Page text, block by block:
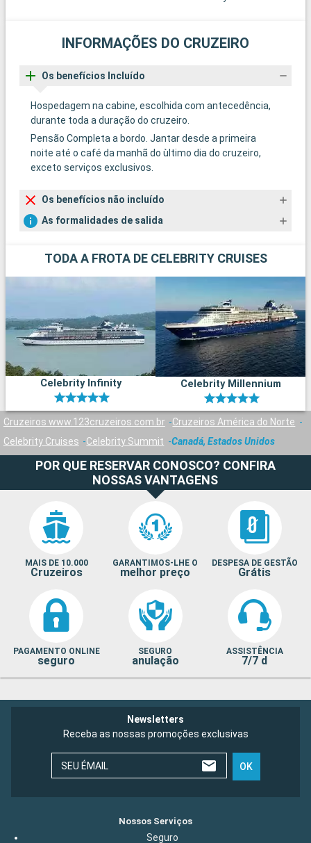
INFORMAÇÕES DO CRUZEIRO
Os benefícios Incluído
Hospedagem na cabine, escolhida com antecedência,
durante toda a duração do cruzeiro.
Pensão Completa a bordo. Jantar desde a primeira
noite até o café da manhã do ùltimo dia do cruzeiro,
exceto serviços exclusivos.
Os benefícios não incluído
As formalidades de salida
TODA A FROTA DE CELEBRITY CRUISES
Celebrity Infinity Celebrity Millennium
Cruzeiros www.123cruzeiros.com.br
Cruzeiros América do Norte
Celebrity Cruises
Celebrity Summit Canadá, Estados Unidos
POR QUE RESERVAR CONOSCO? CONFIRA
NOSSAS VANTAGENS
MAIS DE 10.000
Cruzeiros
GARANTIMOS-LHE O
melhor preço
DESPESA DE GESTÃO
Grátis
PAGAMENTO ONLINE
seguro
SEGURO
anulação
ASSISTÊNCIA
7/7 d
Newsletters
Receba as nossas promoções exclusivas
SEU ÉMAIL OK
Nossos Serviços
Seguro